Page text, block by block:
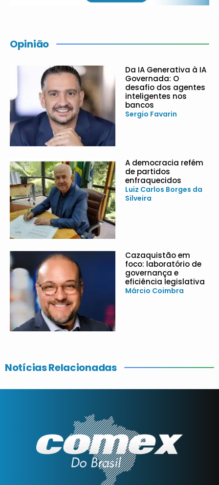
Opinião
Da IA Generativa à IA
Governada: O
desafio dos agentes
inteligentes nos
bancos
Sergio Favarin
A democracia refém
de partidos
enfraquecidos
Luiz Carlos Borges da
Silveira
Cazaquistão em
foco: laboratório de
governança e
eficiência legislativa
Márcio Coimbra
Notícias Relacionadas